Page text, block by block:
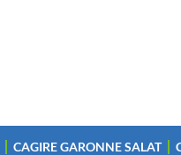
CAGIRE GARONNE SALAT